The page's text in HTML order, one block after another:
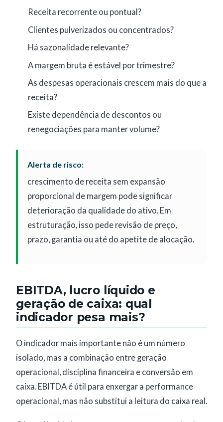
Receita recorrente ou pontual?
Clientes pulverizados ou concentrados?
Há sazonalidade relevante?
A margem bruta é estável por trimestre?
As despesas operacionais crescem mais do que a
receita?
Existe dependência de descontos ou
renegociações para manter volume?
Alerta de risco:
crescimento de receita sem expansão
proporcional de margem pode significar
deterioração da qualidade do ativo. Em
estruturação, isso pede revisão de preço,
prazo, garantia ou até do apetite de alocação.
EBITDA, lucro líquido e
geração de caixa: qual
indicador pesa mais?
O indicador mais importante não é um número
isolado, mas a combinação entre geração
operacional, disciplina financeira e conversão em
caixa. EBITDA é útil para enxergar a performance
operacional, mas não substitui a leitura do caixa real.